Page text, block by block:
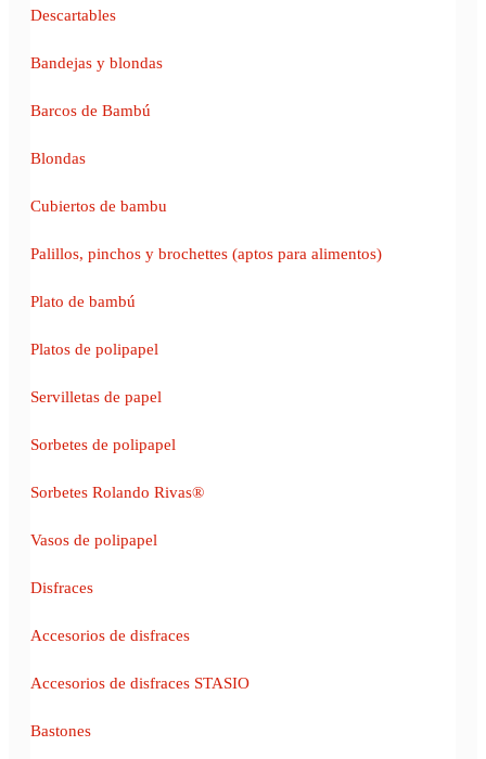
Descartables
Bandejas y blondas
Barcos de Bambú
Blondas
Cubiertos de bambu
Palillos, pinchos y brochettes (aptos para alimentos)
Plato de bambú
Platos de polipapel
Servilletas de papel
Sorbetes de polipapel
Sorbetes Rolando Rivas®
Vasos de polipapel
Disfraces
Accesorios de disfraces
Accesorios de disfraces STASIO
Bastones